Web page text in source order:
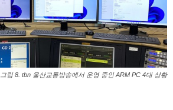
그림 8. tbn 울산교통방송에서 운영 중인 ARM PC 4대 상황